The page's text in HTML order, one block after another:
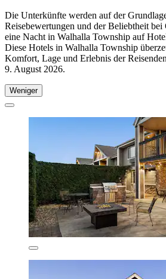
Die Unterkünfte werden auf der
Reisebewertungen und der Beliebtheit bei
eine Nacht in Walhalla Township auf
Diese Hotels in Walhalla Township
Komfort, Lage und Erlebnis der
9. August 2026.
Weniger